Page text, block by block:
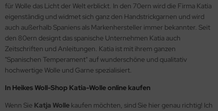
für Wolle das Licht der Welt erblickt. In den 70ern wird die Firma Katia
eigenständig und widmet sich ganz den Handstrickgarnen und wird
auch außerhalb Spaniens als Markenhersteller immer bekannter. Seit
den 80ern designt das spanische Unternehmen Katia auch
Zeitschriften und Anleitungen. Katia ist mit ihrem ganzen
"Spanischen Temperament" auf wunderschöne und qualitativ
hochwertige Wolle und Garne spezialisiert.
In Heikes Woll-Shop Katia-Wolle online kaufen
Wenn Sie Katja Wolle kaufen möchten, sind Sie hier genau richtig! Ich